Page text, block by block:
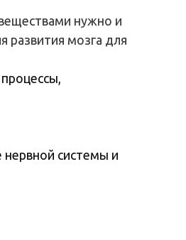
нужно и
развития мозга для
системы и